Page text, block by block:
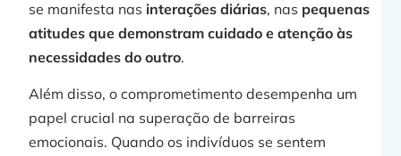
se manifesta nas interações diárias, nas pequenas
atitudes que demonstram cuidado e atenção às
necessidades do outro.
Além disso, o comprometimento desempenha um
papel crucial na superação de barreiras
emocionais. Quando os indivíduos se sentem